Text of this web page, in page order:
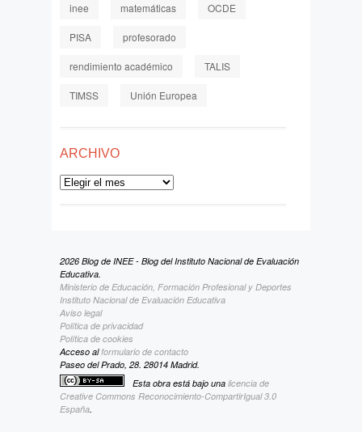
inee matemáticas OCDE
PISA profesorado
rendimiento académico TALIS
TIMSS Unión Europea
ARCHIVO
Archivo
2026 Blog de INEE - Blog del Instituto Nacional de Evaluación
Educativa.
Ministerio de Educación, Formación Profesional y Deportes
Instituto Nacional de Evaluación Educativa
Aviso legal
Política de privacidad
Política de cookies
Acceso alformulario de contacto
Paseo del Prado, 28. 28014 Madrid.
Esta obra está bajo una licencia de
Creative Commons Reconocimiento-CompartirIgual 3.0
España.